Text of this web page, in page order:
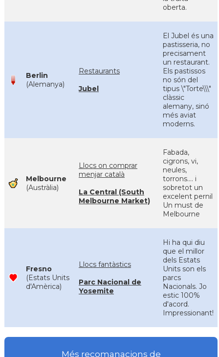
oberta.
Berlin
(Alemanya)
Restaurants
Jubel
El Jubel és una
pastisseria, no
precisament
un restaurant.
Els pastissos
no són del
tipus \"Torte\\\"
clàssic
alemany, sinó
més aviat
moderns.
Melbourne
(Austràlia)
Llocs on comprar
menjar català
La Central (South
Melbourne Market)
Fabada,
cigrons, vi,
neules,
torrons.... i
sobretot un
excelent pernil
Un must de
Melbourne
Fresno
(Estats Units
d'Amèrica)
Llocs fantàstics
Parc Nacional de
Yosemite
Hi ha qui diu
que el millor
dels Estats
Units son els
parcs
Nacionals. Jo
estic 100%
d'acord.
Impressionant!
Més recomanacions de